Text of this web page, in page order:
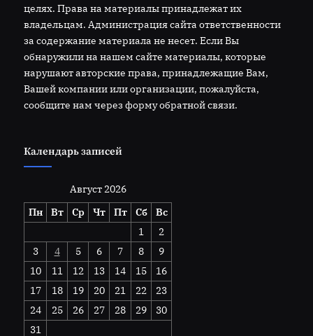
целях. Права на материалы принадлежат их
владельцам. Администрация сайта ответственности
за содержание материала не несет. Если Вы
обнаружили на нашем сайте материалы, которые
нарушают авторские права, принадлежащие Вам,
Вашей компании или организации, пожалуйста,
сообщите нам через форму обратной связи.
Календарь записей
Август 2026
Пн
Вт Ср Чт Пт Сб
Вс
1
2
3
4 5 6 7 8
9
10
11 12 13 14 15
16
17
18 19 20 21 22
23
24
25 26 27 28 29
30
31